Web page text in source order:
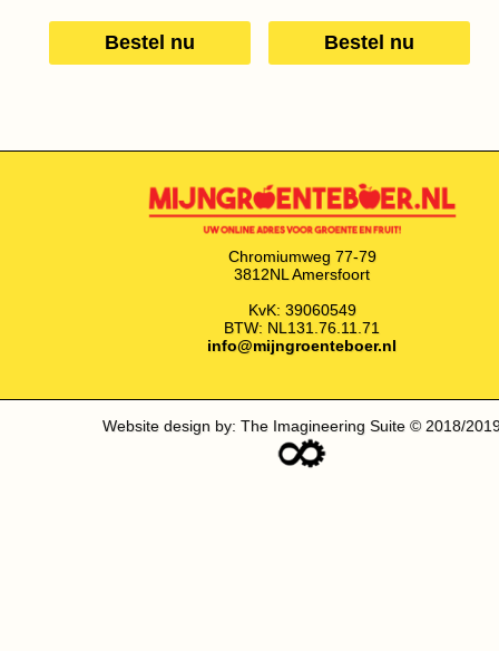
Bestel nu Bestel nu
Chromiumweg 77-79
3812NL Amersfoort
KvK: 39060549
BTW: NL131.76.11.71
info@mijngroenteboer.nl
Website design by: The Imagineering Suite © 2018/